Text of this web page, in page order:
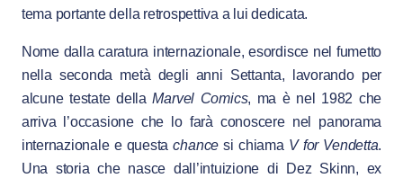
tema portante della retrospettiva a lui dedicata.
Nome dalla caratura internazionale, esordisce nel fumetto
nella seconda metà degli anni Settanta, lavorando per
alcune testate dellaMarvel Comics, ma è nel 1982 che
arriva l’occasione che lo farà conoscere nel panorama
internazionale e questachance si chiama V for Vendetta.
Una storia che nasce dall’intuizione di Dez Skinn, ex